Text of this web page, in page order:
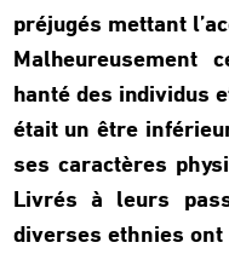
préjugés mettant
Malheureusement
hanté des individus
était un être
ses caractères
Livrés à leurs
diverses ethnies